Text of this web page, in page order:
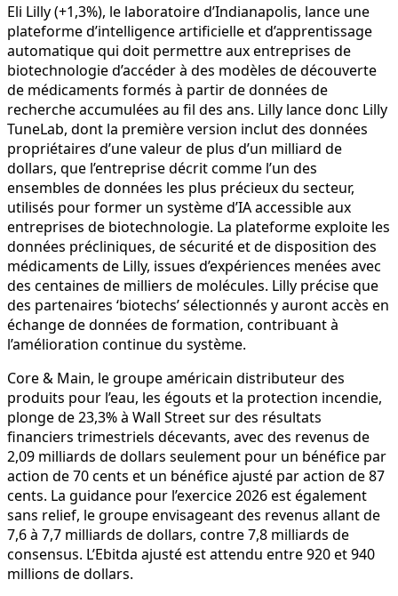
Eli Lilly (+1,3%), le laboratoire d’Indianapolis, lance une
plateforme d’intelligence artificielle et d’apprentissage
automatique qui doit permettre aux entreprises de
biotechnologie d’accéder à des modèles de découverte
de médicaments formés à partir de données de
recherche accumulées au fil des ans. Lilly lance donc Lilly
TuneLab, dont la première version inclut des données
propriétaires d’une valeur de plus d’un milliard de
dollars, que l’entreprise décrit comme l’un des
ensembles de données les plus précieux du secteur,
utilisés pour former un système d’IA accessible aux
entreprises de biotechnologie. La plateforme exploite les
données précliniques, de sécurité et de disposition des
médicaments de Lilly, issues d’expériences menées avec
des centaines de milliers de molécules. Lilly précise que
des partenaires ‘biotechs’ sélectionnés y auront accès en
échange de données de formation, contribuant à
l’amélioration continue du système.
Core & Main, le groupe américain distributeur des
produits pour l’eau, les égouts et la protection incendie,
plonge de 23,3% à Wall Street sur des résultats
financiers trimestriels décevants, avec des revenus de
2,09 milliards de dollars seulement pour un bénéfice par
action de 70 cents et un bénéfice ajusté par action de 87
cents. La guidance pour l’exercice 2026 est également
sans relief, le groupe envisageant des revenus allant de
7,6 à 7,7 milliards de dollars, contre 7,8 milliards de
consensus. L’Ebitda ajusté est attendu entre 920 et 940
millions de dollars.